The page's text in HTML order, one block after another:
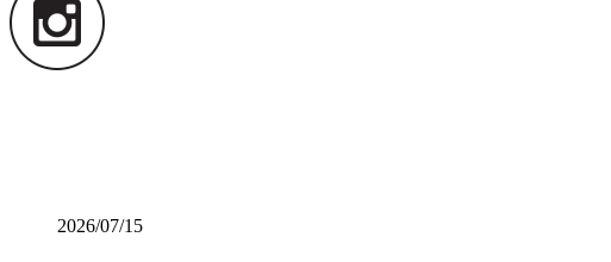
2026/07/15